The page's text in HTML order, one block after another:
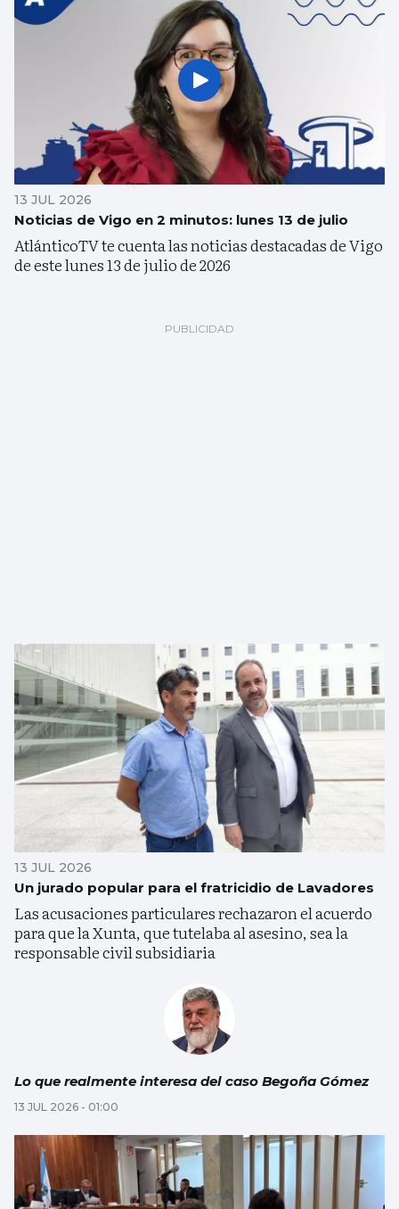
13 JUL 2026
Noticias de Vigo en 2 minutos: lunes 13 de julio
AtlánticoTV te cuenta las noticias destacadas de Vigo
de este lunes 13 de julio de 2026
13 JUL 2026
Un jurado popular para el fratricidio de Lavadores
Las acusaciones particulares rechazaron el acuerdo
para que la Xunta, que tutelaba al asesino, sea la
responsable civil subsidiaria
Lo que realmente interesa del caso Begoña Gómez
13 JUL 2026 - 01:00